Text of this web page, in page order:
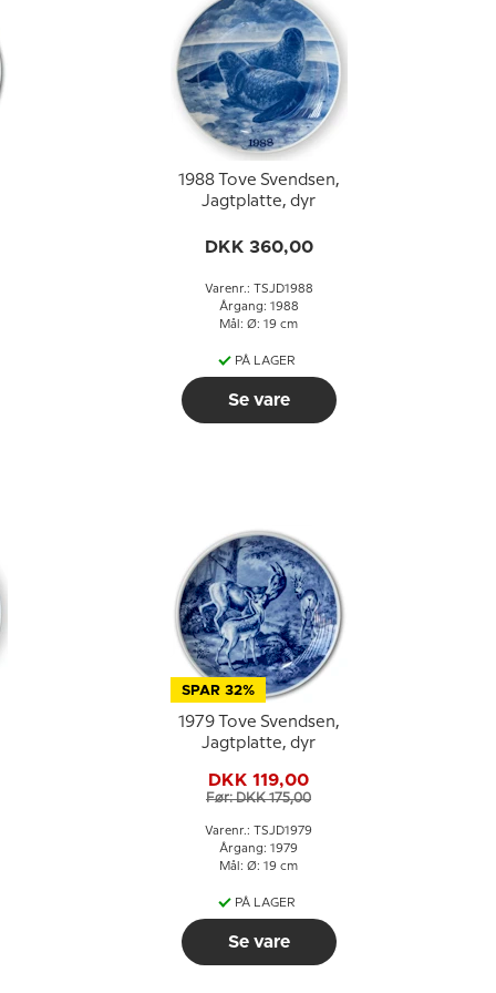
1988 Tove Svendsen,
Jagtplatte, dyr
DKK 360,00
Varenr.: TSJD1988
Årgang: 1988
Mål: Ø: 19 cm
PÅ LAGER
Se vare
SPAR 32%
1979 Tove Svendsen,
Jagtplatte, dyr
DKK 119,00
Før: DKK 175,00
Varenr.: TSJD1979
Årgang: 1979
Mål: Ø: 19 cm
PÅ LAGER
Se vare